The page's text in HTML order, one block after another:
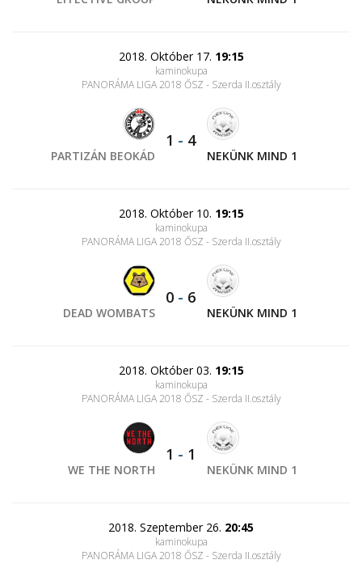
2018. Október 17. 19:15
kaminokupa
PANORÁMA LIGA 2018 ŐSZ - Szerda II.osztály
PARTIZÁN BEOKÁD
1 - 4
NEKÜNK MIND 1
2018. Október 10. 19:15
kaminokupa
PANORÁMA LIGA 2018 ŐSZ - Szerda II.osztály
DEAD WOMBATS
0 - 6
NEKÜNK MIND 1
2018. Október 03. 19:15
kaminokupa
PANORÁMA LIGA 2018 ŐSZ - Szerda II.osztály
WE THE NORTH
1 - 1
NEKÜNK MIND 1
2018. Szeptember 26. 20:45
kaminokupa
PANORÁMA LIGA 2018 ŐSZ - Szerda II.osztály